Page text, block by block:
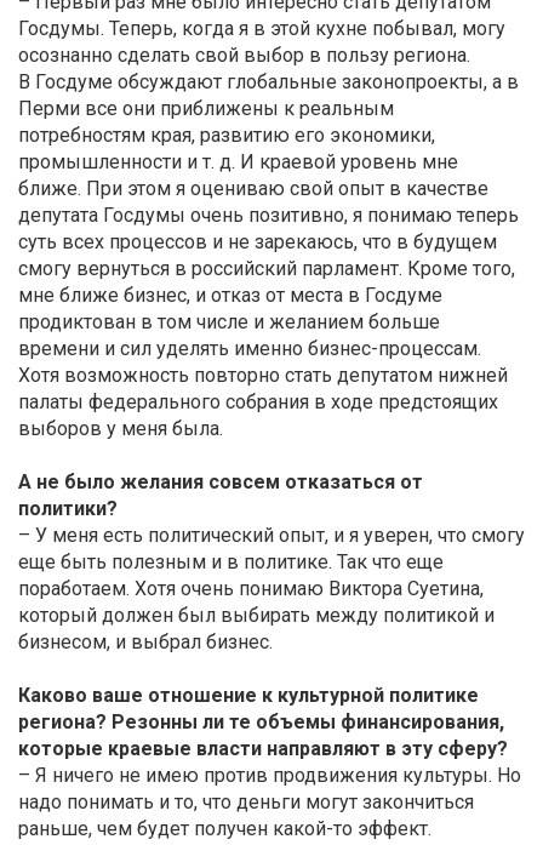
Госдумы. Теперь, когда я в этой кухне побывал, могу
осознанно сделать свой выбор в пользу региона.
В Госдуме обсуждают глобальные законопроекты, а в
Перми все они приближены к реальным
потребностям края, развитию его экономики,
промышленности и т. д. И краевой уровень мне
ближе. При этом я оцениваю свой опыт в качестве
депутата Госдумы очень позитивно, я понимаю теперь
суть всех процессов и не зарекаюсь, что в будущем
смогу вернуться в российский парламент. Кроме того,
мне ближе бизнес, и отказ от места в Госдуме
продиктован в том числе и желанием больше
времени и сил уделять именно бизнес-процессам.
Хотя возможность повторно стать депутатом нижней
палаты федерального собрания в ходе предстоящих
выборов у меня была.
А не было желания совсем отказаться от
политики?
– У меня есть политический опыт, и я уверен, что смогу
еще быть полезным и в политике. Так что еще
поработаем. Хотя очень понимаю Виктора Суетина,
который должен был выбирать между политикой и
бизнесом, и выбрал бизнес.
Каково ваше отношение к культурной политике
региона? Резонны ли те объемы финансирования,
которые краевые власти направляют в эту сферу?
– Я ничего не имею против продвижения культуры. Но
надо понимать и то, что деньги могут закончиться
раньше, чем будет получен какой-то эффект.